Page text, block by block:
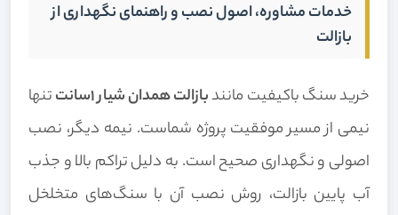
خدمات مشاوره، اصول نصب و راهنمای نگهداری از
بازالت
خرید سنگ باکیفیت مانندبازالت همدان شیار 1سانت
تنها
نیمی از مسیر موفقیت پروژه شماست. نیمه دیگر، نصب
اصولی و نگهداری صحیح است. به دلیل تراکم بالا و جذب
آب پایین بازالت، روش نصب آن با سنگ‌های متخلخل